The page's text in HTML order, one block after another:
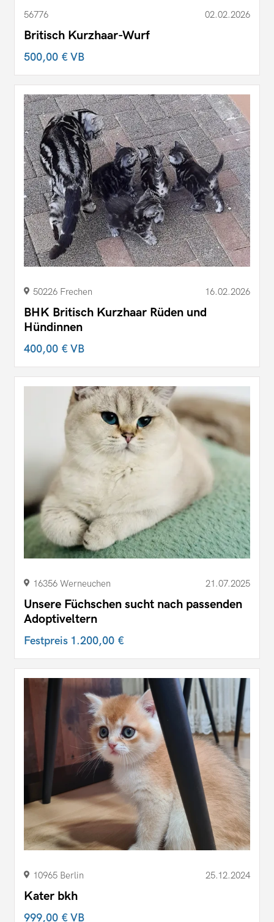
56776 02.02.2026
Britisch Kurzhaar-Wurf
500,00 €VB
50226 Frechen 16.02.2026
BHK Britisch Kurzhaar Rüden und
Hündinnen
400,00 €VB
16356 Werneuchen 21.07.2025
Unsere Füchschen sucht nach passenden
Adoptiveltern
Festpreis 1.200,00 €
10965 Berlin 25.12.2024
Kater bkh
999,00 €VB